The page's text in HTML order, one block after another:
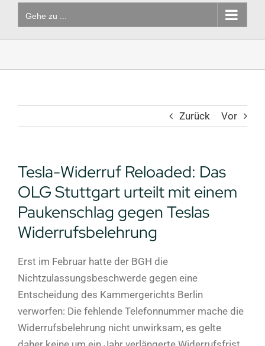
Gehe zu ...
Zurück Vor
Tesla-Widerruf Reloaded: Das
OLG Stuttgart urteilt mit einem
Paukenschlag gegen Teslas
Widerrufsbelehrung
Erst im Februar hatte der BGH die
Nichtzulassungsbeschwerde gegen eine
Entscheidung des Kammergerichts Berlin
verworfen: Die fehlende Telefonnummer mache die
Widerrufsbelehrung nicht unwirksam, es gelte